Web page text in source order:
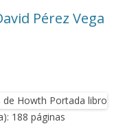
Pérez Vega
188 páginas